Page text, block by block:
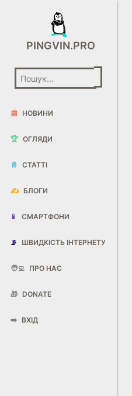
PINGVIN.PRO
📰 НОВИНИ
🏆 ОГЛЯДИ
📄 СТАТТІ
✍️ БЛОГИ
📱 СМАРТФОНИ
📡 ШВИДКІСТЬ ІНТЕРНЕТУ
🧑‍💻 ПРО НАС
🎁 DONATE
➡️ ВХІД